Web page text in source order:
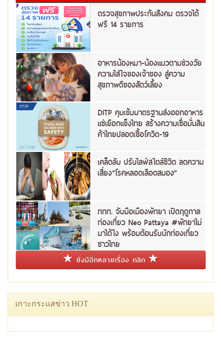
ตรวจสุขภาพประกันสังคม ตรวจได้
ฟรี 14 รายการ
อาหารน้องหมา-น้องแมวตามช่วงวัย
ความใส่ใจของเจ้าของ สู่ความ
สุขภาพดีของสัตว์เลี้ยง
DITP คุมเข้มมาตรฐานส่งออกอาหาร
แช่เยือกแข็งไทย สร้างความเชื่อมั่นสิน
ค้าไทยปลอดเชื้อโควิด-19
เคล็ดลับ ปรับไลฟ์สไตล์ชีวิต ลดความ
เสี่ยง“โรคหลอดเลือดสมอง”
ททท. จับมือเมืองพัทยา เปิดฤดูกาล
ท่องเที่ยว Neo Pattaya #พัทยาไม่
มาได้ไง พร้อมต้อนรับนักท่องเที่ยว
ชาวไทย
ยังมีอีกหลายเรื่อง คลิก
เกาะกระแสข่าว HOT